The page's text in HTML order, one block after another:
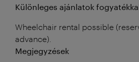
Különleges ajánlatok
Wheelchair rental possible
advance).
Megjegyzések